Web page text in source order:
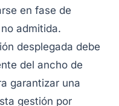
en fase de
admitida.
desplegada debe
del ancho de
garantizar una
gestión por